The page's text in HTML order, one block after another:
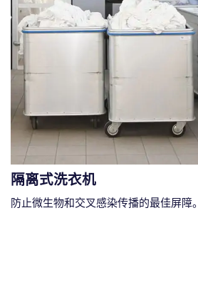
隔离式洗衣机
防止微生物和交叉感染传播的最佳屏障。